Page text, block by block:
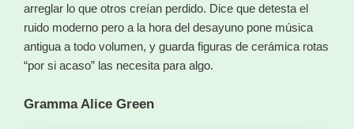
arreglar lo que otros creían perdido. Dice que detesta el
ruido moderno pero a la hora del desayuno pone música
antigua a todo volumen, y guarda figuras de cerámica rotas
“por si acaso” las necesita para algo.
Gramma Alice Green